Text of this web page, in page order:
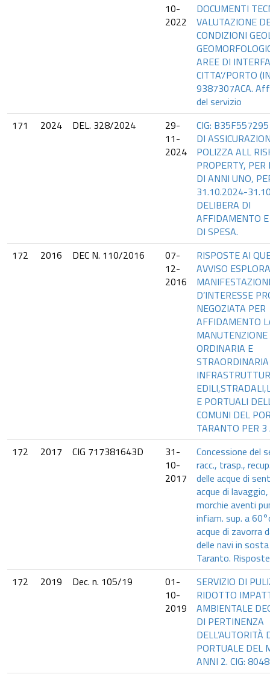
10-
2022
DOCUMENTI
VALUTAZIONE
CONDIZIONI
AREE DI
CITTA’/PORTO
9387307ACA.
del servizio
171
2024 DEL. 328/2024
29-
11-
2024
CIG:
DI
POLIZZA ALL
PROPERTY,
DI ANNI UNO,
31.10.2024-
DELIBERA DI
AFFIDAMENTO
DI SPESA.
172
2016 DEC N. 110/2016
07-
12-
2016
RISPOSTE AI
AVVISO
D’INTERESSE
NEGOZIATA PER
AFFIDAMENTO
MANUTENZIONE
ORDINARIA E
STRAORDINARIA
E PORTUALI
COMUNI DEL
TARANTO PER
172
2017 CIG 717381643D
31-
10-
2017
Concessione del
racc., trasp.,
delle acque di
acque di
morchie aventi
infiam. sup. a
acque di zavorra
delle navi in
Taranto.
172
2019 Dec. n. 105/19
01-
10-
2019
SERVIZIO DI
RIDOTTO
AMBIENTALE
DI PERTINENZA
DELL’AUTORITÀ
PORTUALE DEL
ANNI 2. CIG: